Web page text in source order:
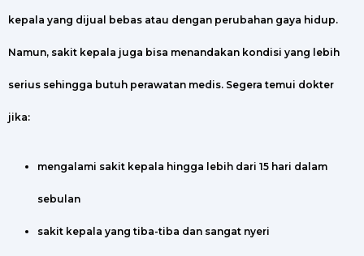
kepala yang dijual bebas atau dengan perubahan gaya hidup.
Namun, sakit kepala juga bisa menandakan kondisi yang lebih
serius sehingga butuh perawatan medis. Segera temui dokter
jika:
mengalami sakit kepala hingga lebih dari 15 hari dalam
sebulan
sakit kepala yang tiba-tiba dan sangat nyeri